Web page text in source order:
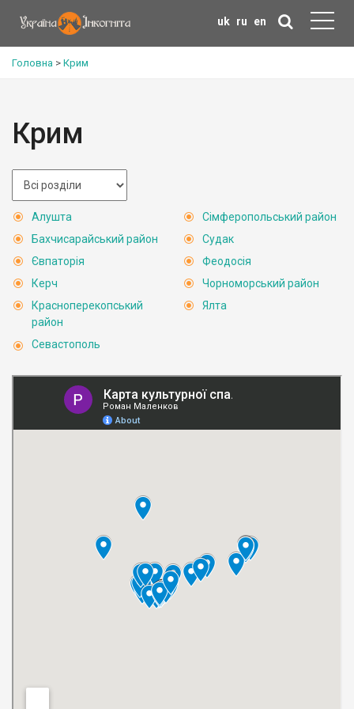
uk ru en
Головна > Крим
Крим
Алушта
Бахчисарайський район
Євпаторія
Керч
Красноперекопський
район
Севастополь
Сімферопольський район
Судак
Феодосія
Чорноморський район
Ялта